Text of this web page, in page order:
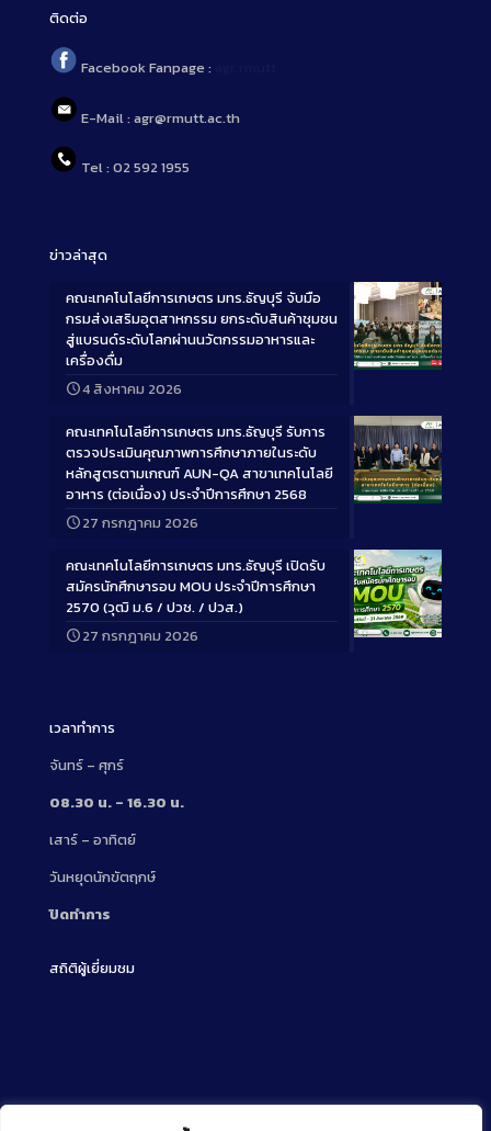
ติดต่อ
Facebook Fanpage :
E-Mail : agr@rmutt.ac.th
Tel : 02 592 1955
ข่าวล่าสุด
Long
คณะเทคโนโลยีการเกษตร มทร.ธัญบุรี จับมือ
กรมส่งเสริมอุตสาหกรรม ยกระดับสินค้าชุมชน
สู่แบรนด์ระดับโลกผ่านนวัตกรรมอาหารและ
เครื่องดื่ม
4 สิงหาคม 2026
Long
คณะเทคโนโลยีการเกษตร มทร.ธัญบุรี รับการ
ตรวจประเมินคุณภาพการศึกษาภายในระดับ
หลักสูตรตามเกณฑ์ AUN-QA สาขาเทคโนโลยี
อาหาร (ต่อเนื่อง) ประจำปีการศึกษา 2568
27 กรกฎาคม 2026
Long
คณะเทคโนโลยีการเกษตร มทร.ธัญบุรี เปิดรับ
สมัครนักศึกษารอบ MOU ประจำปีการศึกษา
2570 (วุฒิ ม.6 / ปวช. / ปวส.)
27 กรกฎาคม 2026
เวลาทำการ
จันทร์ – ศุกร์
08.30 น. – 16.30 น.
เสาร์ – อาทิตย์
วันหยุดนักขัตฤกษ์
ปิดทำการ
สถิติผู้เยี่ยมชม